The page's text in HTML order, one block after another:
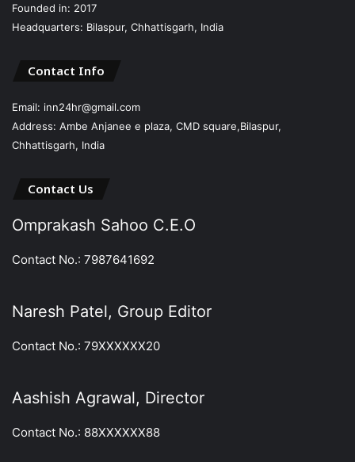
Founded in: 2017
Headquarters: Bilaspur, Chhattisgarh, India
Contact Info
Email: inn24hr@gmail.com
Address: Ambe Anjanee e plaza, CMD square,Bilaspur,
Chhattisgarh, India
Contact Us
Omprakash Sahoo C.E.O
Contact No.: 7987641692
Naresh Patel, Group Editor
Contact No.: 79XXXXXX20
Aashish Agrawal, Director
Contact No.: 88XXXXXX88